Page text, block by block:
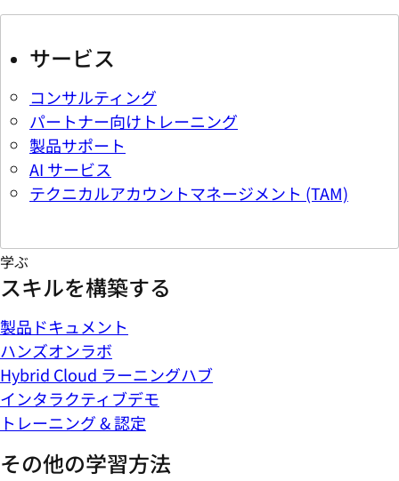
サービス
コンサルティング
パートナー向けトレーニング
製品サポート
AI サービス
テクニカルアカウントマネージメント (TAM)
学ぶ
スキルを構築する
製品ドキュメント
ハンズオンラボ
Hybrid Cloud ラーニングハブ
インタラクティブデモ
トレーニング & 認定
その他の学習方法